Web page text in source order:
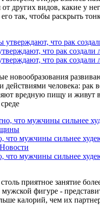
от других видов, какие у
его так, чтобы раскрыть
что рак создали
что рак создали
новообразования
человека: рак
вредную пищу и живут в
что мужчины сильнее
Новости
что мужчины сильнее
приятное занятие
мужской фигуре -
калорий, чем их